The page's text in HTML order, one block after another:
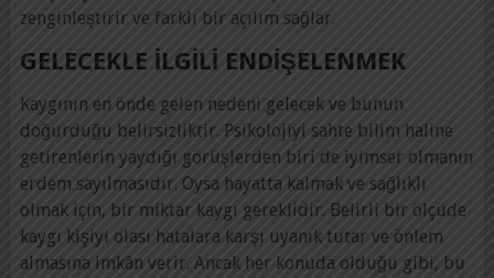
zenginleştirir ve farklı bir açılım sağlar.
GELECEKLE ILGILI ENDIŞELENMEK
Kaygının en önde gelen nedeni gelecek ve bunun
doğurduğu belirsizliktir. Psikolojiyi sahte bilim haline
getirenlerin yaydığı görüşlerden biri de iyimser olmanın
erdem sayılmasıdır. Oysa hayatta kalmak ve sağlıklı
olmak için, bir miktar kaygı gereklidir. Belirli bir ölçüde
kaygı kişiyi olası hatalara karşı uyanık tutar ve önlem
almasına imkân verir. Ancak her konuda olduğu gibi, bu